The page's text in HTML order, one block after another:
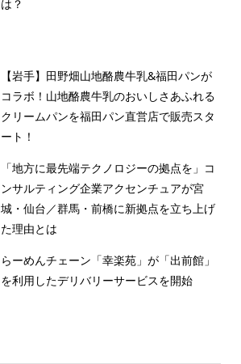
は？
【岩手】田野畑山地酪農牛乳&福田パンが
コラボ！山地酪農牛乳のおいしさあふれる
クリームパンを福田パン直営店で販売スタ
ート！
「地方に最先端テクノロジーの拠点を」コ
ンサルティング企業アクセンチュアが宮
城・仙台／群馬・前橋に新拠点を立ち上げ
た理由とは
らーめんチェーン「幸楽苑」が「出前館」
を利用したデリバリーサービスを開始